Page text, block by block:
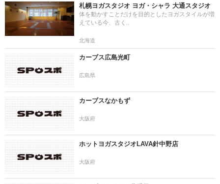
札幌ヨガスタジオ ヨガ・シャラ 大通スタジオ
体を動かすことだけを目的としたヨガスタイルが増
えている今、古く..
北海道
カーブス広島光町
広島県
カーブスなかもず
大阪府
ホットヨガスタジオLAVA針中野店
大阪府